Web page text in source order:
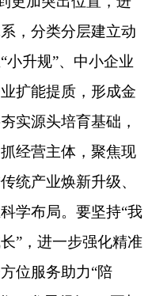
，分类分层建立动
小升规”、中小企业
扩能提质，形成金
实源头培育基础，
经营主体，聚焦现
统产业焕新升级、
学布局。要坚持“我
”，进一步强化精准
位服务助力“陪